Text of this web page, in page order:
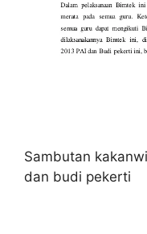
Sambutan
dan budi pekerti